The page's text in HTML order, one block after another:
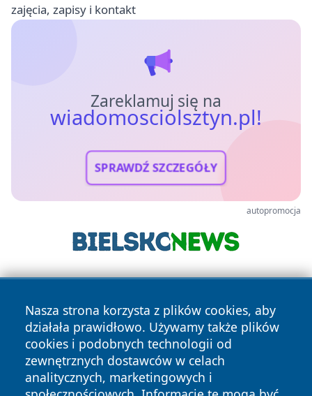
zajęcia, zapisy i kontakt
Zareklamuj się na
wiadomosciolsztyn.pl!
SPRAWDŹ SZCZEGÓŁY
autopromocja
Nasza strona korzysta z plików cookies, aby
działała prawidłowo. Używamy także plików
cookies i podobnych technologii od
zewnętrznych dostawców w celach
analitycznych, marketingowych i
Copyright © 2026 wiadomosciolsztyn.pl Wszystkie prawa
zastrzeżone.